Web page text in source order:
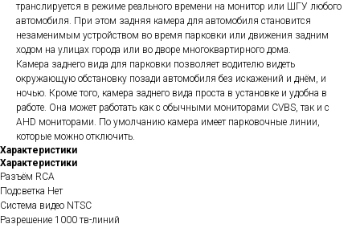
транслируется в режиме реального времени на монитор или ШГУ любого
автомобиля. При этом задняя камера для автомобиля становится
незаменимым устройством во время парковки или движения задним
ходом на улицах города или во дворе многоквартирного дома.
Камера заднего вида для парковки позволяет водителю видеть
окружающую обстановку позади автомобиля без искажений и днём, и
ночью. Кроме того, камера заднего вида проста в установке и удобна в
работе. Она может работать как с обычными мониторами CVBS, так и с
AHD мониторами. По умолчанию камера имеет парковочные линии,
которые можно отключить.
Характеристики
Характеристики
Разъём RCA
Подсветка Нет
Система видео NTSC
Разрешение 1000 тв-линий